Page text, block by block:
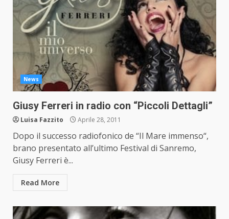
News
Giusy Ferreri in radio con “Piccoli Dettagli”
Luisa Fazzito Aprile 28, 2011
Dopo il successo radiofonico de “Il Mare immenso“,
brano presentato all’ultimo Festival di Sanremo,
Giusy Ferreri è...
Read More